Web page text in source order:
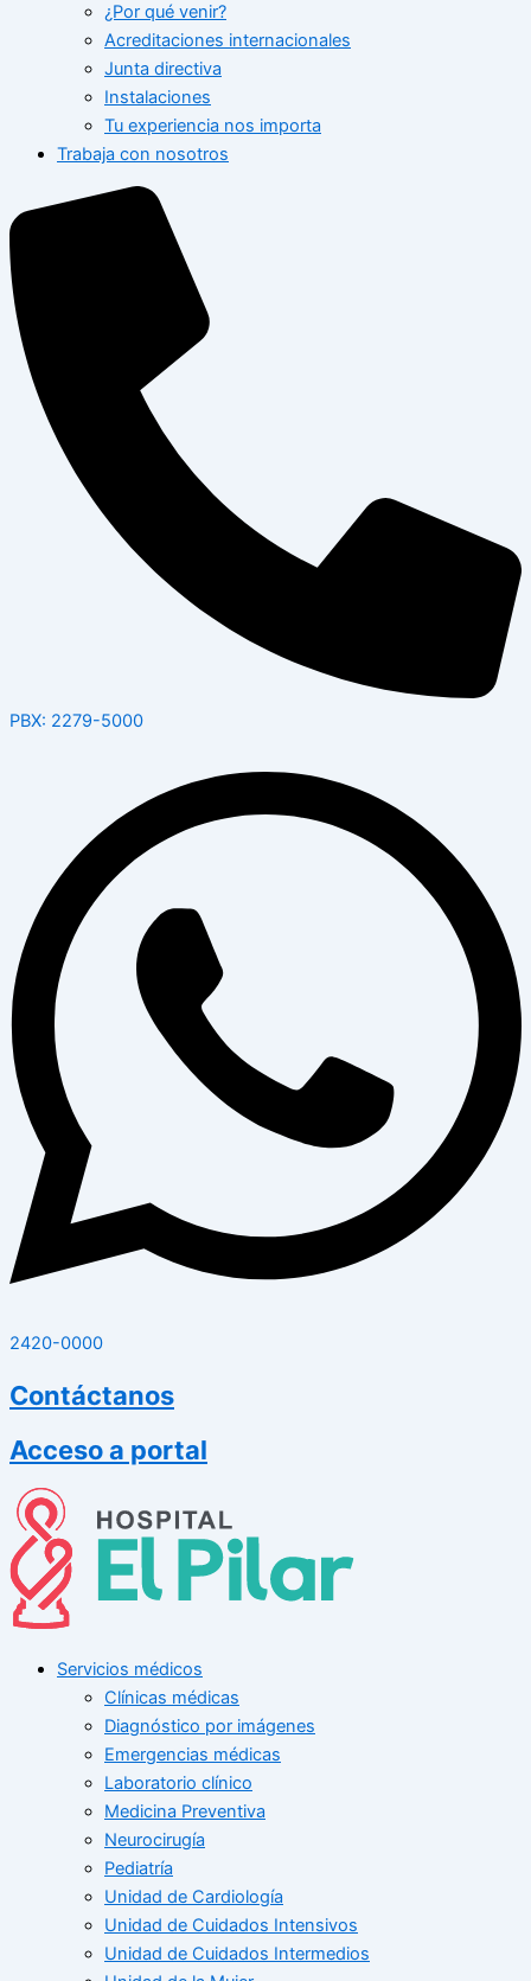
¿Por qué venir?
Acreditaciones internacionales
Junta directiva
Instalaciones
Tu experiencia nos importa
Trabaja con nosotros
PBX: 2279-5000
2420-0000
Contáctanos
Acceso a portal
Servicios médicos
Clínicas médicas
Diagnóstico por imágenes
Emergencias médicas
Laboratorio clínico
Medicina Preventiva
Neurocirugía
Pediatría
Unidad de Cardiología
Unidad de Cuidados Intensivos
Unidad de Cuidados Intermedios